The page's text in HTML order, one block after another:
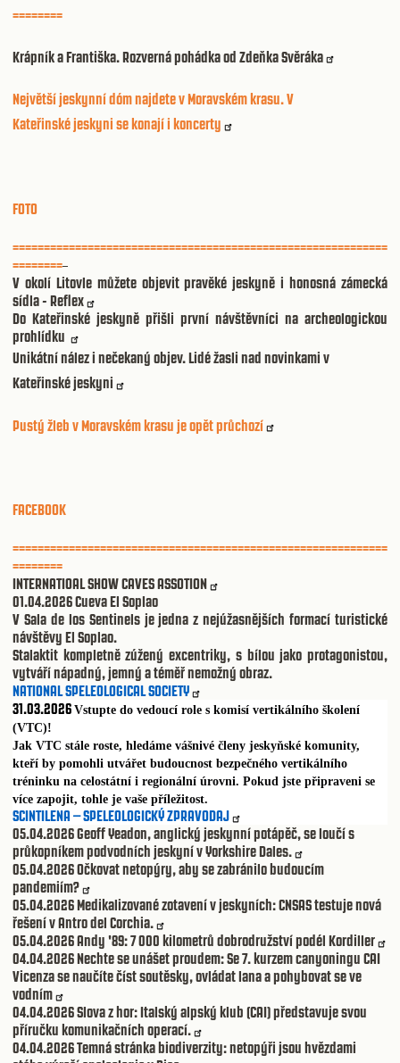
========
Krápník a Františka. Rozverná pohádka od Zdeňka Svěráka
Největší jeskynní dóm najdete v Moravském krasu. V
Kateřinské jeskyni se konají i koncerty
FOTO
============================================================
========
V okolí Litovle můžete objevit pravěké jeskyně i honosná zámecká
sídla - Reflex
Do Kateřinské jeskyně přišli první návštěvníci na archeologickou
prohlídku
Unikátní nález i nečekaný objev. Lidé žasli nad novinkami v
Kateřinské jeskyni
Pustý žleb v Moravském krasu je opět průchozí
FACEBOOK
============================================================
========
INTERNATIOAL SHOW CAVES ASSOTION
01.04.2026Cueva El Soplao
V Sala de los Sentinels je jedna z nejúžasnějších formací turistické
návštěvy El Soplao.
Stalaktit kompletně zúžený excentriky, s bílou jako protagonistou,
vytváří nápadný, jemný a téměř nemožný obraz.
NATIONAL SPELEOLOGICAL SOCIETY
31.03.2026 Vstupte do vedoucí role s komisí vertikálního školení
(VTC)!
Jak VTC stále roste, hledáme vášnivé členy jeskyňské komunity,
kteří by pomohli utvářet budoucnost bezpečného vertikálního
tréninku na celostátní i regionální úrovni. Pokud jste připraveni se
více zapojit, tohle je vaše příležitost.
SCINTILENA – SPELEOLOGICKÝ ZPRAVODAJ
05.04.2026Geoff Yeadon, anglický jeskynní potápěč, se loučí s
průkopníkem podvodních jeskyní v Yorkshire Dales.
05.04.2026Očkovat netopýry, aby se zabránilo budoucím
pandemiím?
05.04.2026Medikalizované zotavení v jeskyních: CNSAS testuje nová
řešení v Antro del Corchia.
05.04.2026Andy '89: 7 000 kilometrů dobrodružství podél Kordiller
04.04.2026Nechte se unášet proudem: Se 7. kurzem canyoningu CAI
Vicenza se naučíte číst soutěsky, ovládat lana a pohybovat se ve
vodním
04.04.2026Slova z hor: Italský alpský klub (CAI) představuje svou
příručku komunikačních operací.
04.04.2026Temná stránka biodiverzity: netopýři jsou hvězdami